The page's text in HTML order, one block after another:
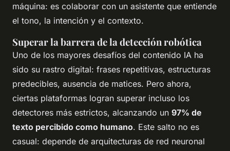
máquina: es colaborar con un asistente que entiende
el tono, la intención y el contexto.
Superar la barrera de la detección robótica
Uno de los mayores desafíos del contenido IA ha
sido su rastro digital: frases repetitivas, estructuras
predecibles, ausencia de matices. Pero ahora,
ciertas plataformas logran superar incluso los
detectores más estrictos, alcanzando un 97% de
texto percibido como humano. Este salto no es
casual: depende de arquitecturas de red neuronal